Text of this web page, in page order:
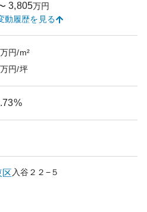
アクセスが良好なことからも
う。周辺の再開発状況や地域
、更なる価値向上も見込まれ
要ですが、長期的には有力な
です。
3,805万円
動履歴を見る
万円/m²
万円/坪
%
区 入谷２２−５